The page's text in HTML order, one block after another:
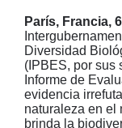
París, Francia,
Diversidad
(IPBES, por sus
Informe de
evidencia
naturaleza en el
brinda la